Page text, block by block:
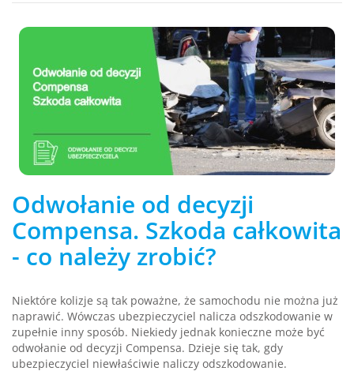
Odwołanie od decyzji
Compensa. Szkoda całkowita
- co należy zrobić?
Niektóre kolizje są tak poważne, że samochodu nie można już
naprawić. Wówczas ubezpieczyciel nalicza odszkodowanie w
zupełnie inny sposób. Niekiedy jednak konieczne może być
odwołanie od decyzji Compensa. Dzieje się tak, gdy
ubezpieczyciel niewłaściwie naliczy odszkodowanie.